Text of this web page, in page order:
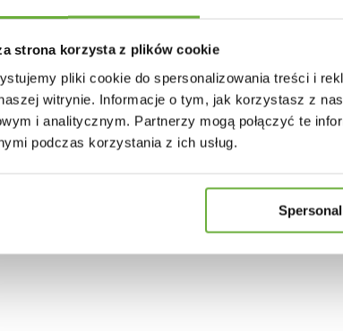
strona korzysta z plików cookie
pliki cookie do spersonalizowania treści i
witrynie. Informacje o tym, jak korzystasz z
i analitycznym. Partnerzy mogą połączyć te
podczas korzystania z ich usług.
30 INNYCH PRODUKTÓW